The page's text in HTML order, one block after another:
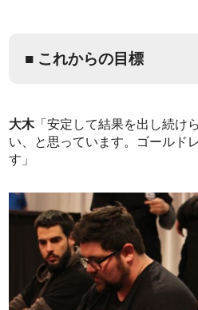
■ これからの目標
大木「安定して結果を出し続け
い、と思っています。ゴールド
す」